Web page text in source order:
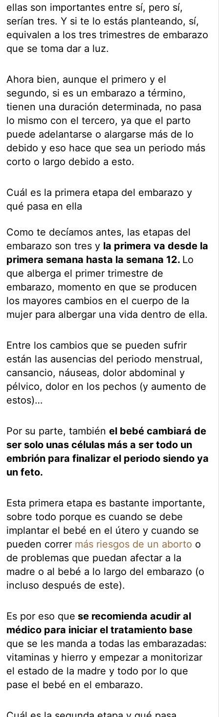
ellas son importantes entre sí, pero sí,
serían tres. Y si te lo estás planteando, sí,
equivalen a los tres trimestres de embarazo
que se toma dar a luz.
Ahora bien, aunque el primero y el
segundo, si es un embarazo a término,
tienen una duración determinada, no pasa
lo mismo con el tercero, ya que el parto
puede adelantarse o alargarse más de lo
debido y eso hace que sea un periodo más
corto o largo debido a esto.
Cuál es la primera etapa del embarazo y
qué pasa en ella
Como te decíamos antes, las etapas del
embarazo son tres y la primera va desde la
primera semana hasta la semana 12. Lo
que alberga el primer trimestre de
embarazo, momento en que se producen
los mayores cambios en el cuerpo de la
mujer para albergar una vida dentro de ella.
Entre los cambios que se pueden sufrir
están las ausencias del periodo menstrual,
cansancio, náuseas, dolor abdominal y
pélvico, dolor en los pechos (y aumento de
estos)…
Por su parte, tambiénel bebé cambiará de
ser solo unas células más a ser todo un
embrión para finalizar el periodo siendo ya
un feto.
Esta primera etapa es bastante importante,
sobre todo porque es cuando se debe
implantar el bebé en el útero y cuando se
pueden correr más riesgos de un aborto o
de problemas que puedan afectar a la
madre o al bebé a lo largo del embarazo (o
incluso después de este).
Es por eso que se recomienda acudir al
médico para iniciar el tratamiento base
que se les manda a todas las embarazadas:
vitaminas y hierro y empezar a monitorizar
el estado de la madre y todo por lo que
pase el bebé en el embarazo.